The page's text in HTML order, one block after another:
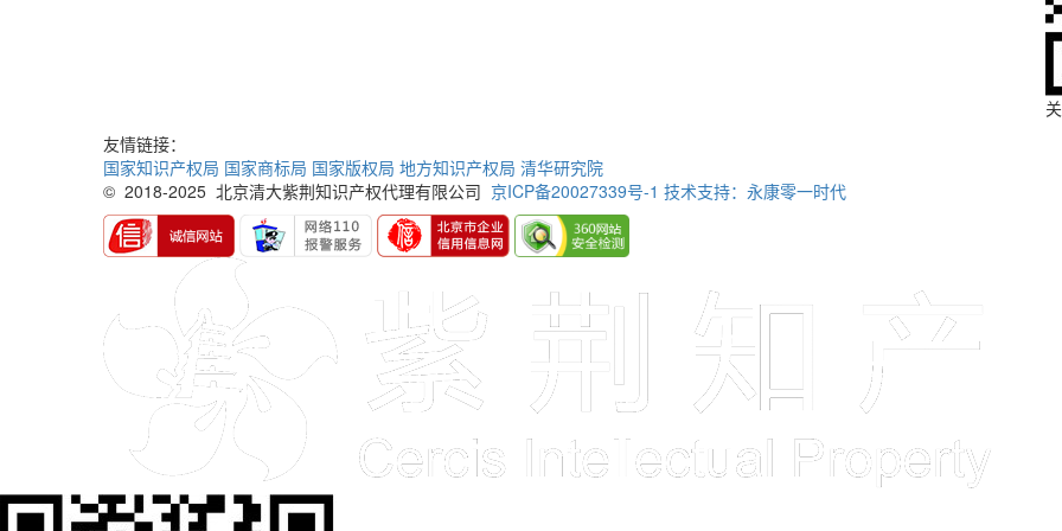
友情链接：
国家知识产权局 国家商标局 国家版权局 地方知识产权局 清华研究院
© 2018-2025 北京清大紫荆知识产权代理有限公司 京ICP备20027339号-1 技术支持：永康零一时代